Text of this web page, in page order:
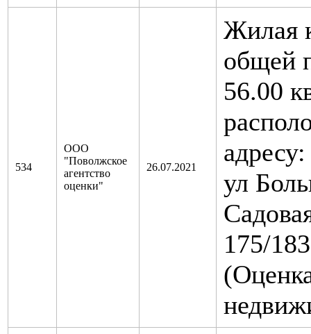
534
ООО
"Поволжское
агентство
оценки"
26.07.2021
Жилая
общей
56.00
ул
175/